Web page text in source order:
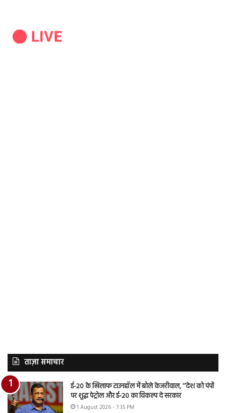
ताज़ा समाचार
ई-20 के खिलाफ टाउनहॉल में बोले केजरीवाल, ‘‘देश को पंपों
पर शुद्ध पेट्रोल और ई-20 का विकल्प दे सरकार
1 August 2026 - 7:35 PM